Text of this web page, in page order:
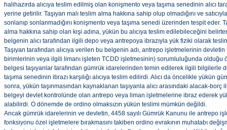
halihazırda alıcıya teslim edilmiş olan konişmento veya taşıma senedinin alıcı
yerine getirilir. Taşıyan malı teslim alma hakkına sahip olup olmadığını ve
sonlanıp sonlanmadığını konişmento veya taşıma senedi üzerinden tespit eder.
alma hakkına sahip olan kişi adına, yükün bu alıcıya teslim edilebileceğini
belgenin alıcı tarafından ilgili depo veya antrepoya ibrazıyla yük fiziki olarak
Taşıyan tarafından alıcıya verilen bu belgenin adı, antrepo işletmelerinin devletin
birimlerinin veya ilgili limanı işleten TCDD işletmesinin) sorumluluğunda olduğu
belgesi taşıyanlar tarafından gümrük idarelerinden temin edilerek ilgili bilgilerle
taşıma senedinin ibrazı karşılığı alıcıya teslim edilirdi. Alıcı da öncelikle yükün
sonra, yükün taşınmasından kaynaklanan taşıyanla alıcı arasındaki alacak-borç
belgeyi devlet kontrolünde olan antrepo veya liman işletmelerine ibraz ederek
alabilirdi. O dönemde de ordino olmaksızın yükün teslimi mümkün değildi.
Ancak gümrük idarelerinin ve devletin, 4458 sayılı Gümrük Kanunu ile antrepo
fonksiyonu özel işletmelere bırakmasını takiben ordino evrakının muhatabı